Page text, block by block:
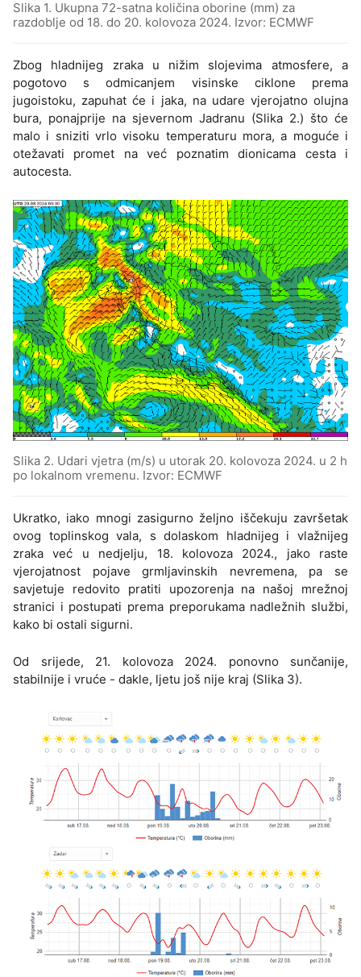
Slika 1. Ukupna 72-satna količina oborine (mm) za
razdoblje od 18. do 20. kolovoza 2024. Izvor: ECMWF
Zbog hladnijeg zraka u nižim slojevima atmosfere, a
pogotovo s odmicanjem visinske ciklone prema
jugoistoku, zapuhat će i jaka, na udare vjerojatno olujna
bura, ponajprije na sjevernom Jadranu (Slika 2.) što će
malo i sniziti vrlo visoku temperaturu mora, a moguće i
otežavati promet na već poznatim dionicama cesta i
autocesta.
Slika 2. Udari vjetra (m/s) u utorak 20. kolovoza 2024. u 2 h
po lokalnom vremenu. Izvor: ECMWF
Ukratko, iako mnogi zasigurno željno iščekuju završetak
ovog toplinskog vala, s dolaskom hladnijeg i vlažnijeg
zraka već u nedjelju, 18. kolovoza 2024., jako raste
vjerojatnost pojave grmljavinskih nevremena, pa se
savjetuje redovito pratiti upozorenja na našoj mrežnoj
stranici i postupati prema preporukama nadležnih službi,
kako bi ostali sigurni.
Od srijede, 21. kolovoza 2024. ponovno sunčanije,
stabilnije i vruće - dakle, ljetu još nije kraj (Slika 3).